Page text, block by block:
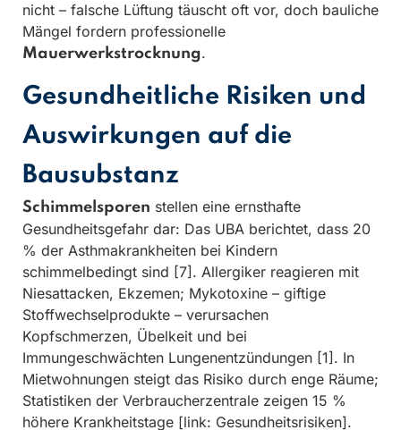
nicht – falsche Lüftung täuscht oft vor, doch bauliche
Mängel fordern professionelle
Mauerwerkstrocknung.
Gesundheitliche Risiken und
Auswirkungen auf die
Bausubstanz
Schimmelsporen stellen eine ernsthafte
Gesundheitsgefahr dar: Das UBA berichtet, dass 20
% der Asthmakrankheiten bei Kindern
schimmelbedingt sind [7]. Allergiker reagieren mit
Niesattacken, Ekzemen; Mykotoxine – giftige
Stoffwechselprodukte – verursachen
Kopfschmerzen, Übelkeit und bei
Immungeschwächten Lungenentzündungen [1]. In
Mietwohnungen steigt das Risiko durch enge Räume;
Statistiken der Verbraucherzentrale zeigen 15 %
höhere Krankheitstage [link: Gesundheitsrisiken].